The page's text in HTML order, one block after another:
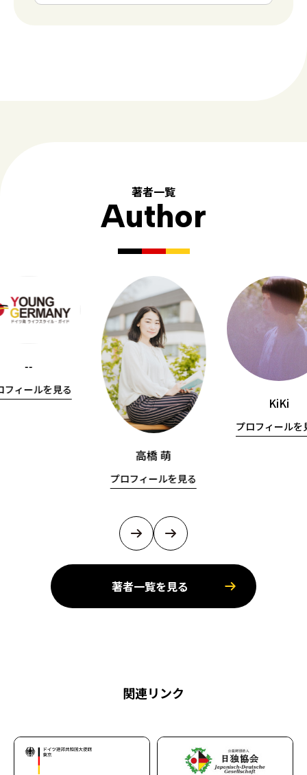
著者一覧
Author
--
フィールを見る
高橋 萌
プロフィールを見る
KiKi
プロフィールを
著者一覧を見る
関連リンク